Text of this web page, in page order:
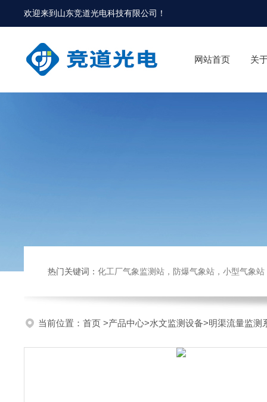
欢迎来到 山东竞道光电科技有限公司 ！
网站首页 关
热门关键词： 化工厂气象监测站，防爆气象站，小型气象站，化
当前位置： 首页 >产品中心>水文监测设备>明渠流量监测